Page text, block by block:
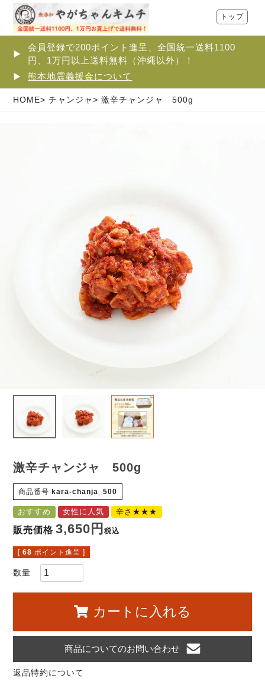
会員登録で200ポイント進呈、全国統一送料1100
円、1万円以上送料無料（沖縄以外）！
熊本地震義援金について
トップ
HOME チャンジャ 激辛チャンジャ 500g
激辛チャンジャ 500g
商品番号 kara-chanja_500
おすすめ 女性に人気 辛さ★★★
販売価格 3,650 税込
[ 68 ポイント進呈 ]
カートに入れる
商品についてのお問い合わせ
返品特約について